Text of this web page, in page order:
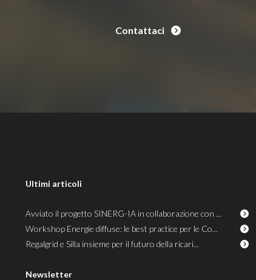
Contattaci
Ultimi articoli
Avviato il progetto SINERG-IA in collaborazione con ...
Workshop Energie diffuse: le best practice per le Co...
Regalgrid e Silla insieme per il futuro della ricari...
Newsletter